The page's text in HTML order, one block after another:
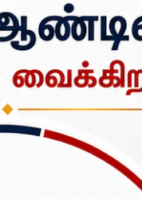
நில
நில
வீட்டை
அமைச்சர்
ஜூலை 31,